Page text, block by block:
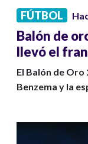
FÚTBOL
Balón de
llevó el
El Balón de
Benzema y la